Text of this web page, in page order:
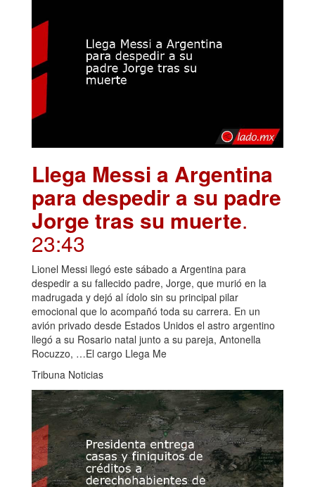
Llega Messi a Argentina
para despedir a su padre
Jorge tras su muerte.
23:43
Lionel Messi llegó este sábado a Argentina para
despedir a su fallecido padre, Jorge, que murió en la
madrugada y dejó al ídolo sin su principal pilar
emocional que lo acompañó toda su carrera. En un
avión privado desde Estados Unidos el astro argentino
llegó a su Rosario natal junto a su pareja, Antonella
Rocuzzo, …El cargo Llega Me
Tribuna Noticias